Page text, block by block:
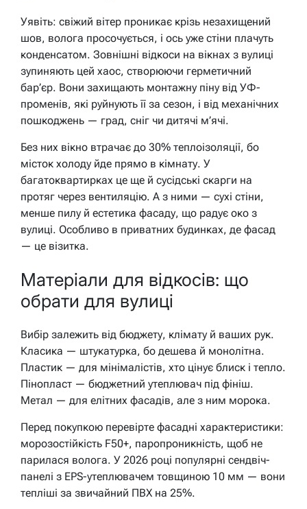
Уявіть: свіжий вітер проникає крізь незахищений
шов, волога просочується, і ось уже стіни плачуть
конденсатом. Зовнішні відкоси на вікнах з вулиці
зупиняють цей хаос, створюючи герметичний
бар’єр. Вони захищають монтажну піну від УФ-
променів, які руйнують її за сезон, і від механічних
пошкоджень — град, сніг чи дитячі м’ячі.
Без них вікно втрачає до 30% теплоізоляції, бо
місток холоду йде прямо в кімнату. У
багатоквартирках це ще й сусідські скарги на
протяг через вентиляцію. А з ними — сухі стіни,
менше пилу й естетика фасаду, що радує око з
вулиці. Особливо в приватних будинках, де фасад
— це візитка.
Матеріали для відкосів: що
обрати для вулиці
Вибір залежить від бюджету, клімату й ваших рук.
Класика — штукатурка, бо дешева й монолітна.
Пластик — для мінімалістів, хто цінує блиск і тепло.
Пінопласт — бюджетний утеплювач під фініш.
Метал — для елітних фасадів, але з ним морока.
Перед покупкою перевірте фасадні характеристики:
морозостійкість F50+, паропроникність, щоб не
парилася волога. У 2026 році популярні сендвіч-
панелі з EPS-утеплювачем товщиною 10 мм — вони
тепліші за звичайний ПВХ на 25%.